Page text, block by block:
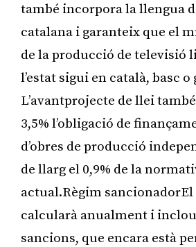
també incorpora la llengua
catalana i garanteix que el
de la producció de televisió
l’estat sigui en català, basc o
L’avantprojecte de llei
3,5% l’obligació de
d’obres de producció
de llarg el 0,9% de la
actual.Règim sancionadorEl
calcularà anualment i
sancions, que encara està